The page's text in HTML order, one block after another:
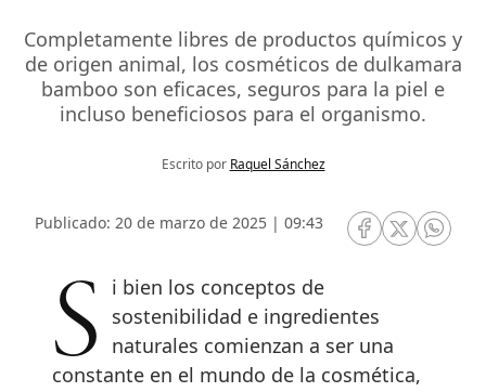
Completamente libres de productos químicos y
de origen animal, los cosméticos de dulkamara
bamboo son eficaces, seguros para la piel e
incluso beneficiosos para el organismo.
Escrito por Raquel Sánchez
Publicado: 20 de marzo de 2025 | 09:43
RRSS Facebook
RRSSRRSS
Si bien los conceptos de
sostenibilidad e ingredientes
naturales comienzan a ser una
constante en el mundo de la cosmética,